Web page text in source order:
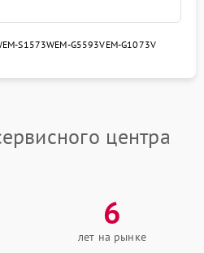
EM-S1573WEM-G5593VEM-G1073V
центра
6
лет на рынке